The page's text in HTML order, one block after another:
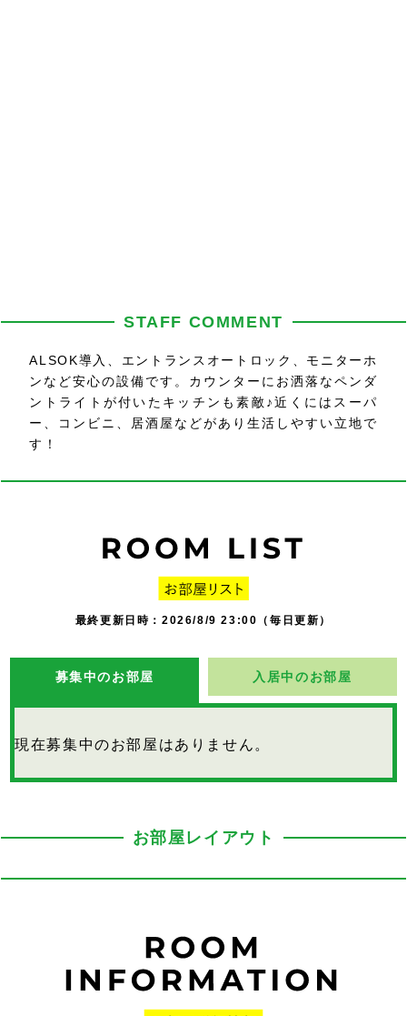
STAFF COMMENT
ALSOK導入、エントランスオートロック、モニターホ
ンなど安心の設備です。カウンターにお洒落なペンダ
ントライトが付いたキッチンも素敵♪近くにはスーパ
ー、コンビニ、居酒屋などがあり生活しやすい立地で
す！
最終更新日時：2026/8/9 23:00（毎日更新）
募集中のお部屋 入居中のお部屋
現在募集中のお部屋はありません。
お部屋レイアウト